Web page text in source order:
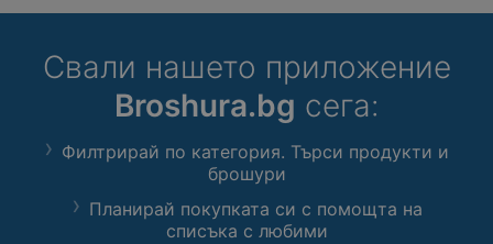
Свали нашето приложение
Broshura.bg сега:
Филтрирай по категория. Търси продукти и
брошури
Планирай покупката си с помощта на
списъка с любими